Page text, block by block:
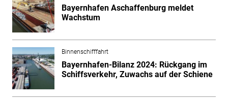
Bayernhafen Aschaffenburg meldet
Wachstum
Binnenschifffahrt
Bayernhafen-Bilanz 2024: Rückgang im
Schiffsverkehr, Zuwachs auf der Schiene